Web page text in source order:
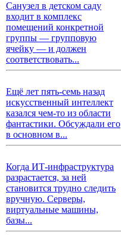
Санузел в детском саду
входит в комплекс
помещений конкретной
группы — групповую
ячейку — и должен
соответствовать...
Ещё лет пять-семь назад
искусственный интеллект
казался чем-то из области
фантастики. Обсуждали его
в основном в...
Когда ИТ-инфраструктура
разрастается, за ней
становится трудно следить
вручную. Серверы,
виртуальные машины,
базы...